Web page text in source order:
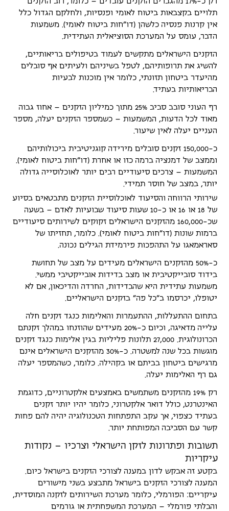
תלויים בקצבאות ביטוח לאומי ופנסיות, ולחלקם הגדול כלל
אין קרנות פנסיה כלשהן (דו"חות ביטוח לאומי). משמעות
הדבר, עומס על המערכת הסוציאלית העתידית.
הזקנים הישראלים מתקשים לעמוד בטיפולים בריאותיים,
להשיג את תרופותיהם, לטפל בשיניהם ולעיתים אף סובלים
מהיעדר ביטחון תזונתי, כלומר אין מוכנות לבעיות
הבריאותיות בעתיד.
רף העוני סובב סביב 25% מתוך כמיליון הזקנים – אחוז גבוה
מאוד לכל הדעות, המשמעות – כשמספר הזקנים יעלה, מספר
העניים יעלה לאין שיעור.
כ-150,000 זקנים סובלים מירידה קוגניטיבית ביכולותיהם
וממצב של דמנציה ברמה כזו או אחרת (דו"חות ביטוח לאומי).
המשמעות – צרכים סיעודיים רבים יותר לאוכלוסייה גדולה
יותר, במצב של חוסר תמידי.
שירותי הרווחה והסיעוד לאוכלוסיית הזקנים מתבטאים בסיוע
של 18 או 16 או כ-10 שעות סיעוד שבועיות לאדם – בשעה
שכ-160,000 מהזקנים הישראלים זקוקים לשירותים סיעודיים
ברמות שונות (דו"חות ביטוח לאומי). כלומר, תחזיתו של
סאראמאגו על התהפכות פירמידת הגילים נכונה.
כ-50% מהזקנים הישראלים מעידים על מצב של תחושת
בידוד סובייקטיבית או מצב בדידות אובייקטיבי ממשי.
משמעות עתידית היא שהבדידות, החרדה והדיכאון, אם לא
יטופלו, יכרסמו ב"כל פה" בזקנים הישראליים.
בתחום ההתעללות, ההתעמרות והאלימות כנגד זקנים חלה
עלייה מדאיגה, וכיום כ-20% מעידים שהוזנחו במהלך זקנתם
הכרונולוגית. 27,000 תלונות פליליות בגין אלימות כנגד זקנים
מוגשות בכל שנה למשטרה. כ-30% מהזקנים הישראלים אינם
מרגישים ביטחון בביתם או בקהילה. כלומר, כשהמספר יעלה
גם רף האלימות יעלה.
רק 19% מהזקנים משתמשים באמצעים אלקטרוניים, כדוגמת
האינטרנט, כולל דואר אלקטרוני, כלומר יהיו יותר זקנים
בעתיד כצפוי, אך עקב התפתחות הטכנולוגיה יהיה להם פחות
קשר עם הסביבה המפותחת יותר.
תשובות ופתרונות לזקן הישראלי וצרכיו – נקודות
עיקריות
בקטע זה אבקש לדון במענה לצורכי הזקנים בישראל כיום.
המענה לצורכי הזקנים בישראל מתבצע בשני מישורים
עיקריים: הפורמלי, כלומר מערכת השירותים לזקנה המוסדית,
והבלתי פורמלי – המערכת המשפחתית או גורמים